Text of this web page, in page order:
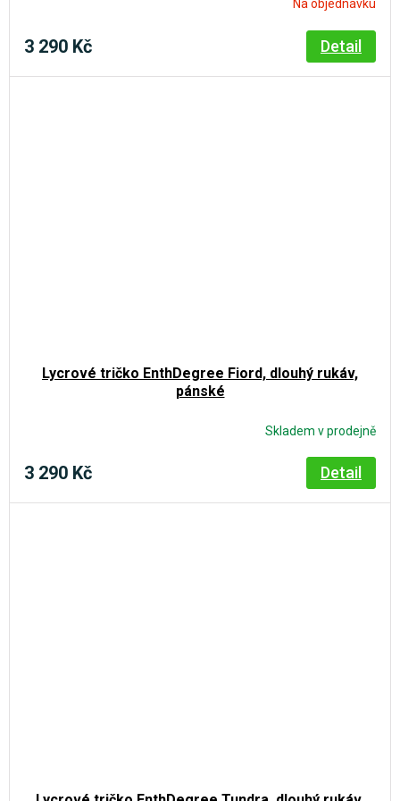
Na objednávku
3 290 Kč Detail
Lycrové tričko EnthDegree Fiord, dlouhý rukáv,
pánské
Skladem v prodejně
3 290 Kč Detail